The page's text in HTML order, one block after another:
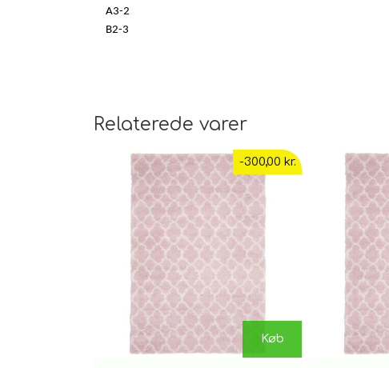
A3-2
B2-3
Relaterede varer
-300,00 kr.
Køb